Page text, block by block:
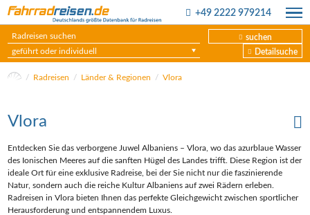
+49 2222 979214
suchen
geführt oder individuell
Detailsuche
Radreisen Länder & Regionen Vlora
Vlora
Entdecken Sie das verborgene Juwel Albaniens – Vlora, wo das azurblaue Wasser
des Ionischen Meeres auf die sanften Hügel des Landes trifft. Diese Region ist der
ideale Ort für eine exklusive Radreise, bei der Sie nicht nur die faszinierende
Natur, sondern auch die reiche Kultur Albaniens auf zwei Rädern erleben.
Radreisen in Vlora bieten Ihnen das perfekte Gleichgewicht zwischen sportlicher
Herausforderung und entspannendem Luxus.